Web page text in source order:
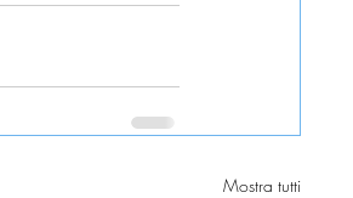
Mostra tutti